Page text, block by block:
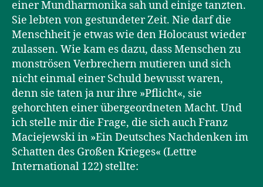
einer Mundharmonika sah und einige tanzten.
Sie lebten von gestundeter Zeit. Nie darf die
Menschheit je etwas wie den Holocaust wieder
zulassen. Wie kam es dazu, dass Menschen zu
monströsen Verbrechern mutieren und sich
nicht einmal einer Schuld bewusst waren,
denn sie taten ja nur ihre »Pflicht«, sie
gehorchten einer übergeordneten Macht. Und
ich stelle mir die Frage, die sich auch Franz
Maciejewski in »Ein Deutsches Nachdenken im
Schatten des Großen Krieges« (Lettre
International 122) stellte: